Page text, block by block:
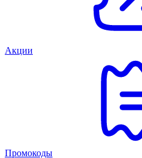
Акции
Промокоды